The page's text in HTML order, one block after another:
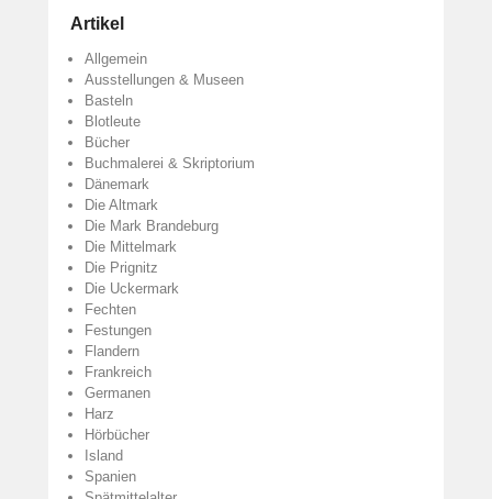
Artikel
Allgemein
Ausstellungen & Museen
Basteln
Blotleute
Bücher
Buchmalerei & Skriptorium
Dänemark
Die Altmark
Die Mark Brandeburg
Die Mittelmark
Die Prignitz
Die Uckermark
Fechten
Festungen
Flandern
Frankreich
Germanen
Harz
Hörbücher
Island
Spanien